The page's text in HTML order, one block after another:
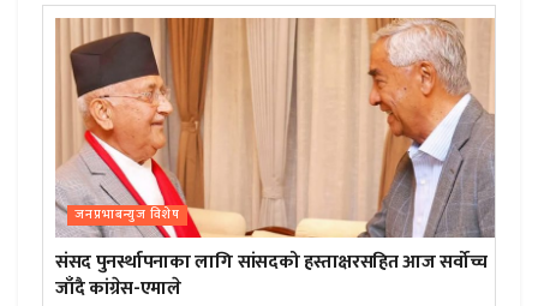
जनप्रभाबन्युज विशेष
संसद पुनर्स्थापनाका लागि सांसदको हस्ताक्षरसहित आज सर्वोच्च
जाँदै कांग्रेस-एमाले